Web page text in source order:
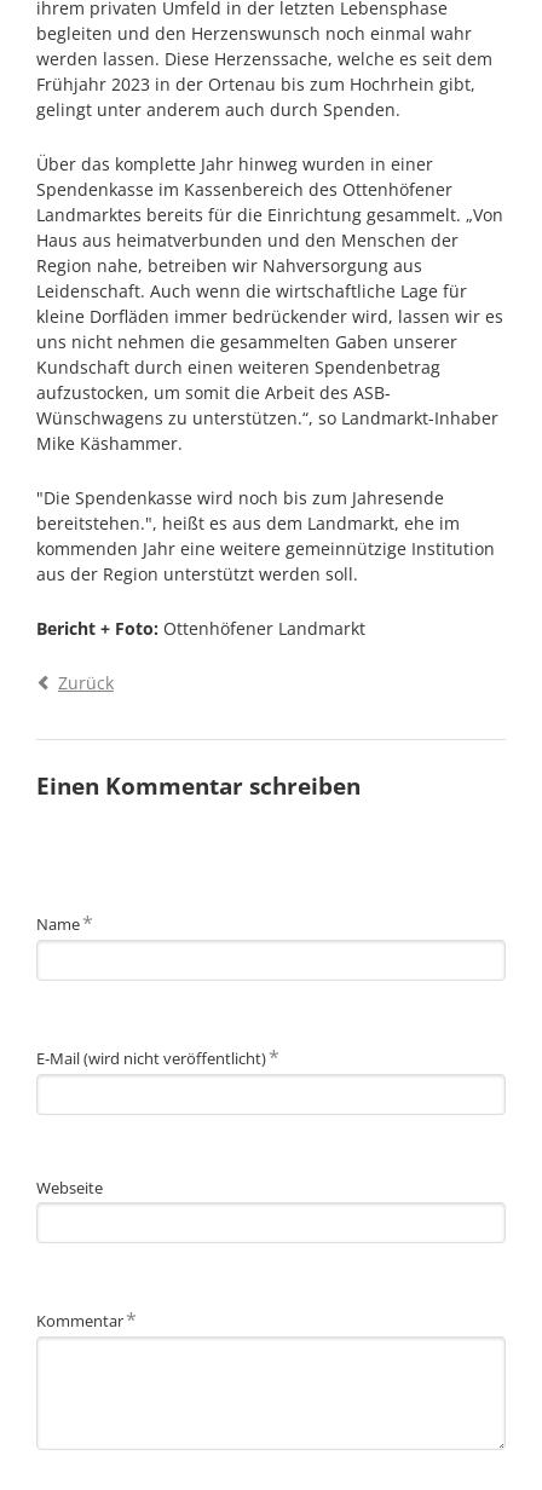
ihrem privaten Umfeld in der letzten Lebensphase
begleiten und den Herzenswunsch noch einmal wahr
werden lassen. Diese Herzenssache, welche es seit dem
Frühjahr 2023 in der Ortenau bis zum Hochrhein gibt,
gelingt unter anderem auch durch Spenden.
Über das komplette Jahr hinweg wurden in einer
Spendenkasse im Kassenbereich des Ottenhöfener
Landmarktes bereits für die Einrichtung gesammelt. „Von
Haus aus heimatverbunden und den Menschen der
Region nahe, betreiben wir Nahversorgung aus
Leidenschaft. Auch wenn die wirtschaftliche Lage für
kleine Dorfläden immer bedrückender wird, lassen wir es
uns nicht nehmen die gesammelten Gaben unserer
Kundschaft durch einen weiteren Spendenbetrag
aufzustocken, um somit die Arbeit des ASB-
Wünschwagens zu unterstützen.“, so Landmarkt-Inhaber
Mike Käshammer.
"Die Spendenkasse wird noch bis zum Jahresende
bereitstehen.", heißt es aus dem Landmarkt, ehe im
kommenden Jahr eine weitere gemeinnützige Institution
aus der Region unterstützt werden soll.
Bericht + Foto: Ottenhöfener Landmarkt
Zurück
Einen Kommentar schreiben
Pflichtfeld
Name*
Pflichtfeld
E-Mail (wird nicht veröffentlicht)*
Webseite
Pflichtfeld
Kommentar*